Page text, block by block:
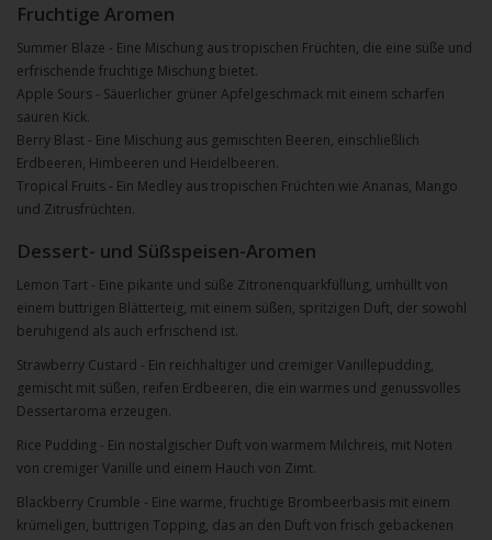
Fruchtige Aromen
Summer Blaze - Eine Mischung aus tropischen Früchten, die eine süße und
erfrischende fruchtige Mischung bietet.
Apple Sours - Säuerlicher grüner Apfelgeschmack mit einem scharfen
sauren Kick.
Berry Blast - Eine Mischung aus gemischten Beeren, einschließlich
Erdbeeren, Himbeeren und Heidelbeeren.
Tropical Fruits - Ein Medley aus tropischen Früchten wie Ananas, Mango
und Zitrusfrüchten.
Dessert- und Süßspeisen-Aromen
Lemon Tart - Eine pikante und süße Zitronenquarkfüllung, umhüllt von
einem buttrigen Blätterteig, mit einem süßen, spritzigen Duft, der sowohl
beruhigend als auch erfrischend ist.
Strawberry Custard - Ein reichhaltiger und cremiger Vanillepudding,
gemischt mit süßen, reifen Erdbeeren, die ein warmes und genussvolles
Dessertaroma erzeugen.
Rice Pudding - Ein nostalgischer Duft von warmem Milchreis, mit Noten
von cremiger Vanille und einem Hauch von Zimt.
Blackberry Crumble - Eine warme, fruchtige Brombeerbasis mit einem
krümeligen, buttrigen Topping, das an den Duft von frisch gebackenen